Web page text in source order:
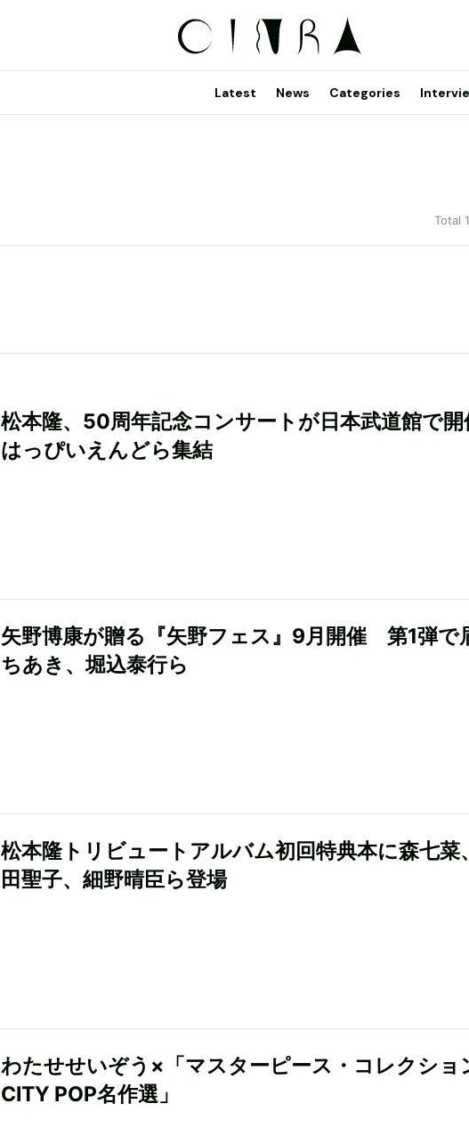
Latest News Categories
Total
松本隆、50周年記念コンサートが日本武道館で
はっぴいえんどら集結
矢野博康が贈る『矢野フェス』9月開催 第1弾で
ちあき、堀込泰行ら
松本隆トリビュートアルバム初回特典本に森七菜
田聖子、細野晴臣ら登場
わたせせいぞう×「マスターピース・コレクショ
CITY POP名作選」